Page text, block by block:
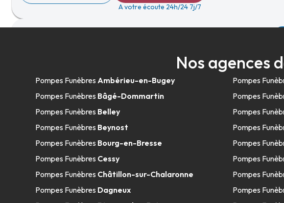
A votre écoute 24h/24 7j/7
10 Avenue Du Crottay-69330 Meyzieu
Consulter l'agence 04 78 31 49 03
A votre écoute 24h/24 7j/7
Pompes Funèbres Viollet - Meyzieu
14h-18h
10 Avenue Du Crottay-69330 Meyzieu
Consulter l'agence
Nos agences
Pompes Funèbres Ambérieu-en-Bugey
Pompes Funèbres Bâgé-Dommartin
Pompes Funèbres Belley
Pompes Funèbres Beynost
Pompes Funèbres Bourg-en-Bresse
Pompes Funèbres Cessy
Pompes Funèbres Châtillon-sur-Chalaronne
Pompes Funèbres Dagneux
Pompes
Pompes
Pompes
Pompes
Pompes
Pompes
Pompes
Pompes